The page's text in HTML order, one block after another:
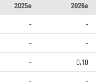
2025e
2026e
- -
- -
- 0,10
- -